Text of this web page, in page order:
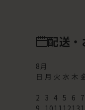
配送・
8月
日 月 火 水 木
2 3 4 5 6 7